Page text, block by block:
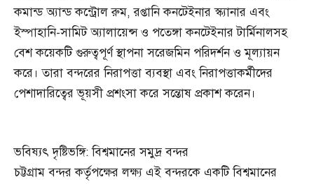
কমান্ড অ্যান্ড কন্ট্রোল রুম, রপ্তানি কনটেইনার স্ক্যানার এবং
ইস্পাহানি-সামিট অ্যালায়েন্স ও পতেঙ্গা কনটেইনার টার্মিনালসহ
বেশ কয়েকটি গুরুত্বপূর্ণ স্থাপনা সরেজমিন পরিদর্শন ও মূল্যায়ন
করে। তারা বন্দরের নিরাপত্তা ব্যবস্থা এবং নিরাপত্তাকর্মীদের
পেশাদারিত্বের ভূয়সী প্রশংসা করে সন্তোষ প্রকাশ করেন।
ভবিষ্যৎ দৃষ্টিভঙ্গি: বিশ্বমানের সমুদ্র বন্দর
চট্টগ্রাম বন্দর কর্তৃপক্ষের লক্ষ্য এই বন্দরকে একটি বিশ্বমানের